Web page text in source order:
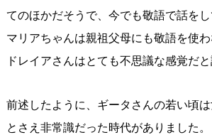
てのほかだそうで、今でも敬語で話をし
マリアちゃんは親祖父母にも敬語を使
ドレイアさんはとても不思議な感覚だと
前述したように、ギータさんの若い頃
とさえ非常識だった時代がありました